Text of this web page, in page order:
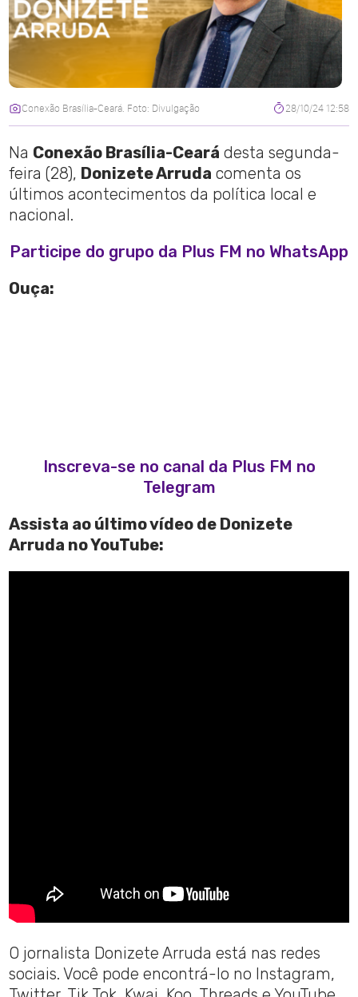
Conexão Brasília-Ceará. Foto: Divulgação 28/10/24 12:58
Na Conexão Brasília-Ceará desta segunda-
feira (28), Donizete Arruda comenta os
últimos acontecimentos da política local e
nacional.
Participe do grupo da Plus FM no WhatsApp
Ouça:
Inscreva-se no canal da Plus FM no
Telegram
Assista ao último vídeo de Donizete
Arruda no YouTube:
O jornalista Donizete Arruda está nas redes
sociais. Você pode encontrá-lo no Instagram,